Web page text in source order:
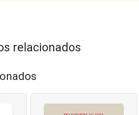
relacionados